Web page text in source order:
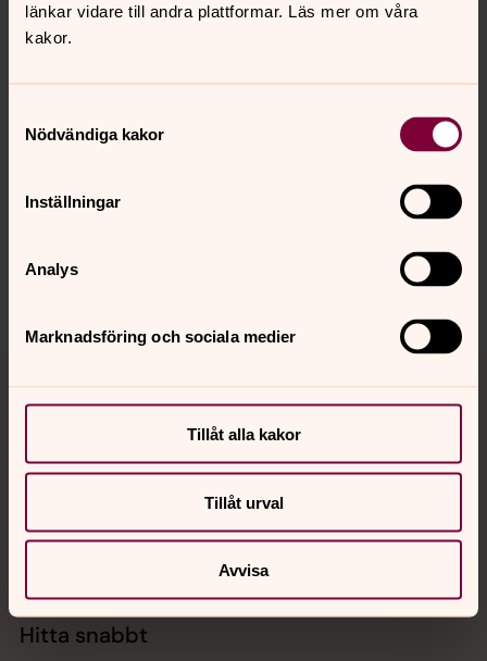
länkar vidare till andra plattformar. Läs mer om våra
kakor.
Nödvändiga kakor
Inställningar
Analys
Marknadsföring och sociala medier
Tillåt alla kakor
Tillåt urval
Avvisa
evenemang på webben. I vår gemensamma kalender
hittar du sändningarna. Du kan också se eller höra en del
Synpunkter eller frågor på sidans
innehåll?
arbogabygdens.forsamling@svenskakyrkan.se
Kontakt
Kalender
Hitta snabbt